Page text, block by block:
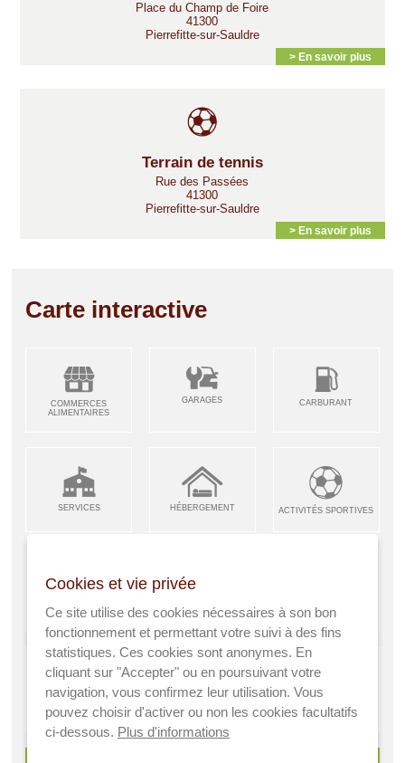
Place du Champ de Foire
41300
Pierrefitte-sur-Sauldre
> En savoir plus
Terrain de tennis
Rue des Passées
41300
Pierrefitte-sur-Sauldre
> En savoir plus
Carte interactive
COMMERCES
ALIMENTAIRES
GARAGES CARBURANT
SERVICES HÉBERGEMENT ACTIVITÉS SPORTIVES
ARTISANS &
INDUSTRIES
RESTAURANTS CAFÉS ENFANCE JEUNESSE
A VISITER SANTÉ AGRICULTEURS
Cookies et vie privée
Ce site utilise des cookies nécessaires à son bon
fonctionnement et permettant votre suivi à des fins
statistiques. Ces cookies sont anonymes. En
cliquant sur "Accepter" ou en poursuivant votre
navigation, vous confirmez leur utilisation. Vous
pouvez choisir d'activer ou non les cookies facultatifs
ci-dessous. Plus d'informations